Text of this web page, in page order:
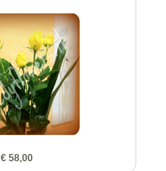
€ 58,00